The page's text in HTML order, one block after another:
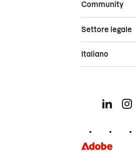
Community
Settore legale
Italiano